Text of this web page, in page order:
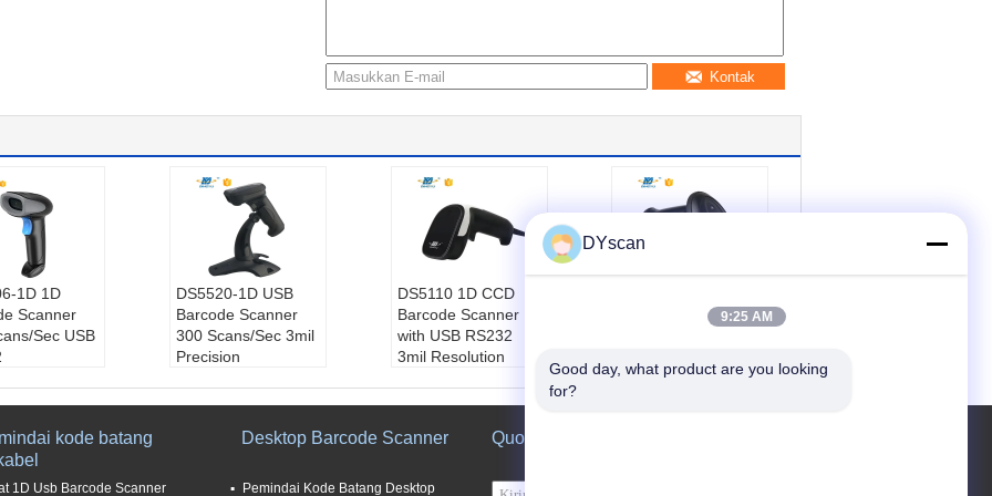
Kontak
1D 1D
Scanner
Sec USB
pindai:
dtk
DS5520-1D USB
Barcode Scanner
300 Scans/Sec 3mil
Precision
Tipe antarmuka:U
Kecepatan pindai:
DS5110 1D CCD
Barcode Scanner
with USB RS232
3mil Resolution
Elemen Pindai:CC
Resolusi kamera:
Barcode Scanner
Model no.:DS5900
kode batang
1D Usb Barcode Scanner
Desktop Barcode Scanner
Pemindai Kode Batang Desktop
Quote request suatu
DYscan
9:25 AM
Good day, what product are you looking
for?